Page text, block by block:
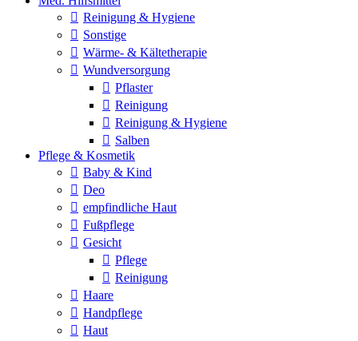
Reinigung & Hygiene
Sonstige
Wärme- & Kältetherapie
Wundversorgung
Pflaster
Reinigung
Reinigung & Hygiene
Salben
Pflege & Kosmetik
Baby & Kind
Deo
empfindliche Haut
Fußpflege
Gesicht
Pflege
Reinigung
Haare
Handpflege
Haut